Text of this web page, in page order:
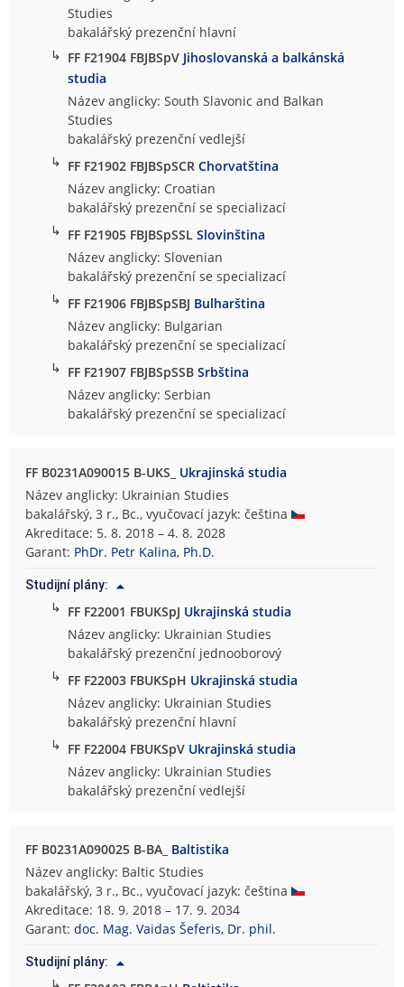
Studies
bakalářský prezenční hlavní
↳ FF F21904 FBJBSpV Jihoslovanská a balkánská
studia
Název anglicky: South Slavonic and Balkan
Studies
bakalářský prezenční vedlejší
↳ FF F21902 FBJBSpSCRChorvatština
Název anglicky: Croatian
bakalářský prezenční se specializací
↳ FF F21905 FBJBSpSSLSlovinština
Název anglicky: Slovenian
bakalářský prezenční se specializací
↳ FF F21906 FBJBSpSBJ Bulharština
Název anglicky: Bulgarian
bakalářský prezenční se specializací
↳ FF F21907 FBJBSpSSBSrbština
Název anglicky: Serbian
bakalářský prezenční se specializací
FF B0231A090015 B-UKS_ Ukrajinská studia
Název anglicky: Ukrainian Studies
bakalářský, 3 r., Bc., vyučovací jazyk: čeština
Akreditace: 5. 8. 2018 – 4. 8. 2028
Garant: PhDr. Petr Kalina, Ph.D.
Studijní plány:
↳ FF F22001 FBUKSpJ Ukrajinská studia
Název anglicky: Ukrainian Studies
bakalářský prezenční jednooborový
↳ FF F22003 FBUKSpH Ukrajinská studia
Název anglicky: Ukrainian Studies
bakalářský prezenční hlavní
↳ FF F22004 FBUKSpV Ukrajinská studia
Název anglicky: Ukrainian Studies
bakalářský prezenční vedlejší
FF B0231A090025 B-BA_ Baltistika
Název anglicky: Baltic Studies
bakalářský, 3 r., Bc., vyučovací jazyk: čeština
Akreditace: 18. 9. 2018 – 17. 9. 2034
Garant:doc. Mag. Vaidas Šeferis, Dr. phil.
Studijní plány: